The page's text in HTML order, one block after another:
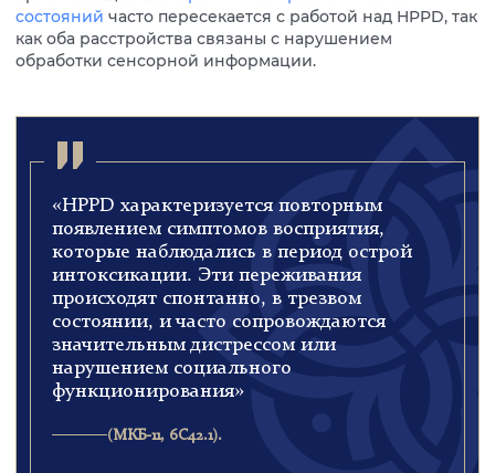
состояний часто пересекается с работой над HPPD, так
как оба расстройства связаны с нарушением
обработки сенсорной информации.
«HPPD характеризуется повторным
появлением симптомов восприятия,
которые наблюдались в период острой
интоксикации. Эти переживания
происходят спонтанно, в трезвом
состоянии, и часто сопровождаются
значительным дистрессом или
нарушением социального
функционирования»
(МКБ-11, 6C42.1).